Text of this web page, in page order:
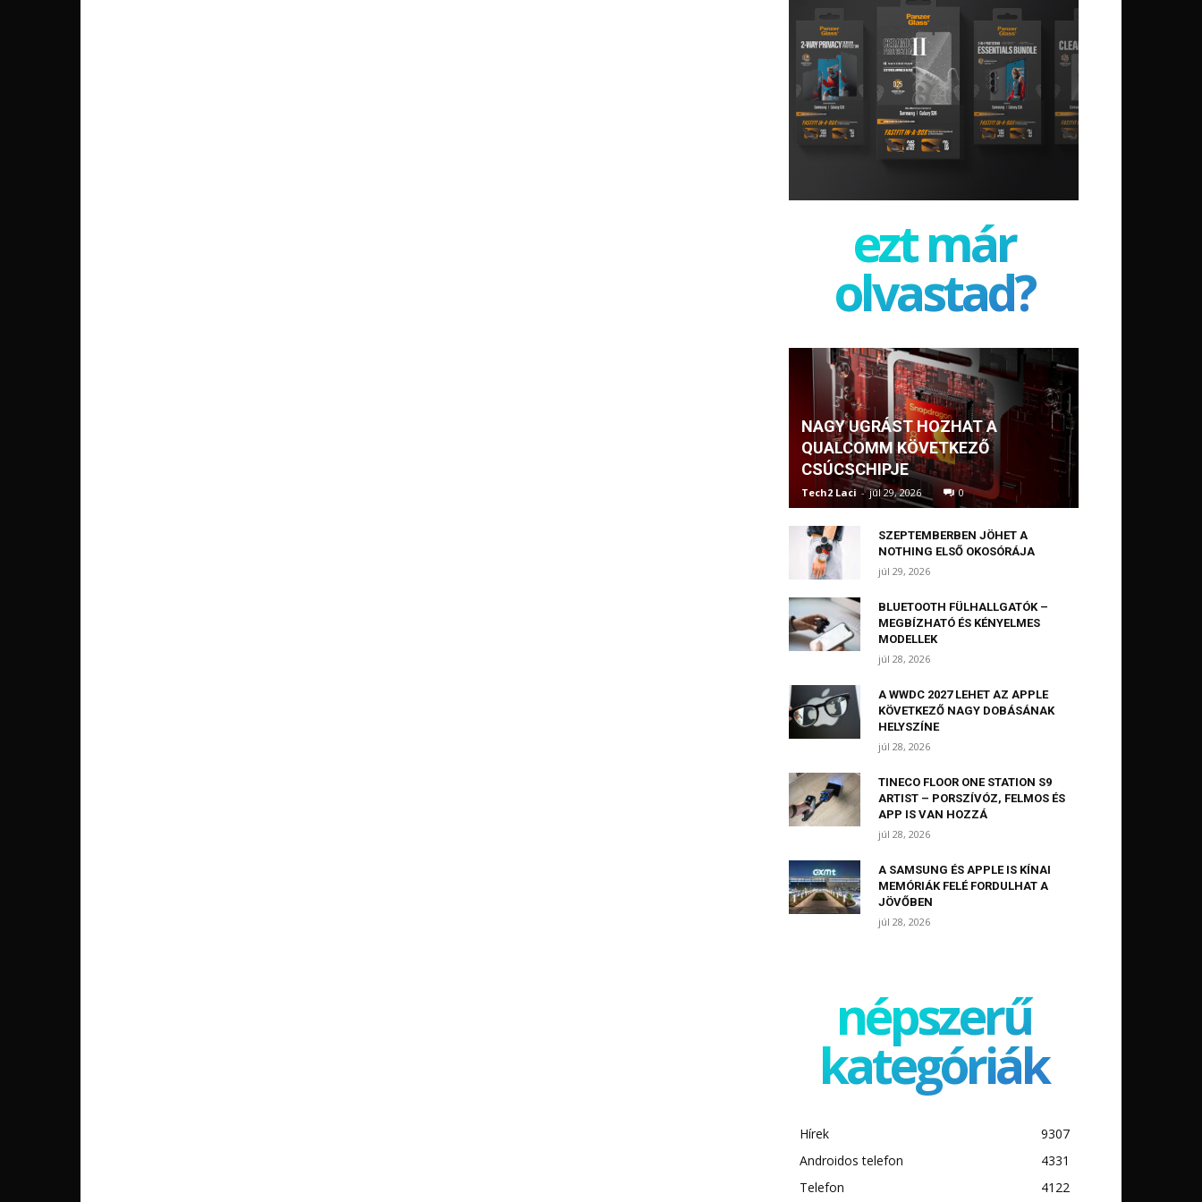
ezt már
olvastad?
NAGY UGRÁST HOZHAT A
QUALCOMM KÖVETKEZŐ
CSÚCSCHIPJE
Tech2 Laci - júl 29, 2026 0
SZEPTEMBERBEN JÖHET A
NOTHING ELSŐ OKOSÓRÁJA
júl 29, 2026
BLUETOOTH FÜLHALLGATÓK –
MEGBÍZHATÓ ÉS KÉNYELMES
MODELLEK
júl 28, 2026
A WWDC 2027 LEHET AZ APPLE
KÖVETKEZŐ NAGY DOBÁSÁNAK
HELYSZÍNE
júl 28, 2026
TINECO FLOOR ONE STATION S9
ARTIST – PORSZÍVÓZ, FELMOS ÉS
APP IS VAN HOZZÁ
júl 28, 2026
A SAMSUNG ÉS APPLE IS KÍNAI
MEMÓRIÁK FELÉ FORDULHAT A
JÖVŐBEN
júl 28, 2026
népszerű
kategóriák
Hírek
9307
Androidos telefon
4331
Telefon
4122